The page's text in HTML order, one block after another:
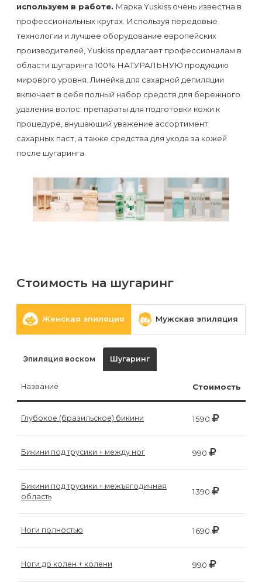
сахаром
Виды
воска
для
депиляции
Эпиляция
или
используем в работе. Марка Yuskiss очень известна в
профессиональных кругах. Используя передовые
технологии и лучшее оборудование европейских
производителей, Yuskiss предлагает профессионалам в
области шугаринга 100% НАТУРАЛЬНУЮ продукцию
мирового уровня. Линейка для сахарной депиляции
включает в себя полный набор средств для бережного
удаления волос: препараты для подготовки кожи к
процедуре, внушающий уважение ассортимент
сахарных паст, а также средства для ухода за кожей
после шугаринга.
Стоимость на шугаринг
Женская эпиляция Мужская эпиляция
Эпиляция воском Шугаринг
Название Стоимость
Глубокое (бразильское) бикини 1590
Бикини под трусики + между ног 990
Бикини под трусики + межъягодичная
область
1390
Ноги полностью 1690
Ноги до колен + колени 990